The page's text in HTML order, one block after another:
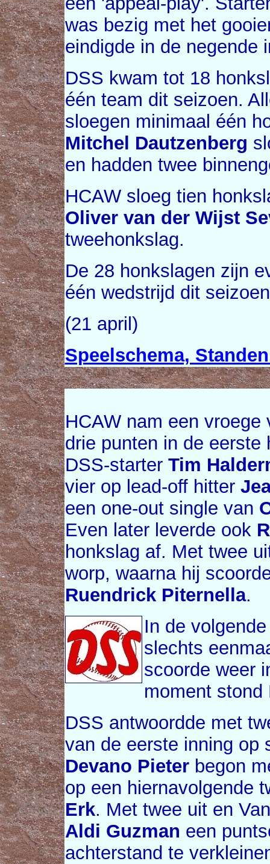
was bezig met het
eindigde in de negende
DSS kwam tot 18
één team dit seizoen.
sloegen minimaal één
Mitchel Dautzenberg
en hadden twee
HCAW sloeg tien
Oliver van der Wijst
tweehonkslag.
De 28 honkslagen zijn
één wedstrijd dit
(21 april)
Speelschema,
HCAW nam een
drie punten in de
DSS-starter Tim
vier op lead-off hitter
een one-out single van
Even later leverde ook
honkslag af. Met twee
worp, waarna hij
Ruendrick Piternella.
In de
slechts
scoorde weer
moment stond
DSS antwoordde met
van de eerste inning op
Devano Pieterbegon
op een hiernavolgende
Erk. Met twee uit en
Aldi Guzman een
achterstand te